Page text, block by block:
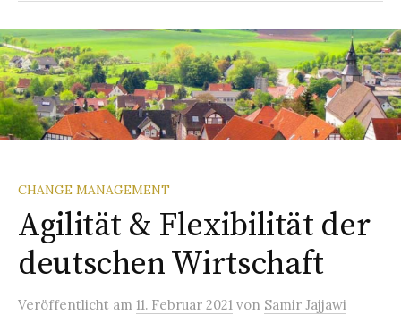
CHANGE MANAGEMENT
Agilität & Flexibilität der
deutschen Wirtschaft
Veröffentlicht am 11. Februar 2021 von Samir Jajjawi